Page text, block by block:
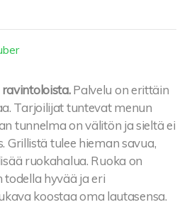
Palvelu on erittäin
Tarjoilijat tuntevat menun
tunnelma on välitön ja sieltä ei
Grillistä tulee hieman savua,
ruokahalua. Ruoka on
todella hyvää ja eri
koostaa oma lautasensa.